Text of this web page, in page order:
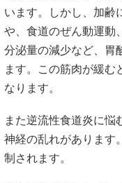
います。しかし、加齢
や、食道のぜん動運動
分泌量の減少など、胃
ます。この筋肉が緩む
なります。
また逆流性食道炎に悩
神経の乱れがあります
制されます。